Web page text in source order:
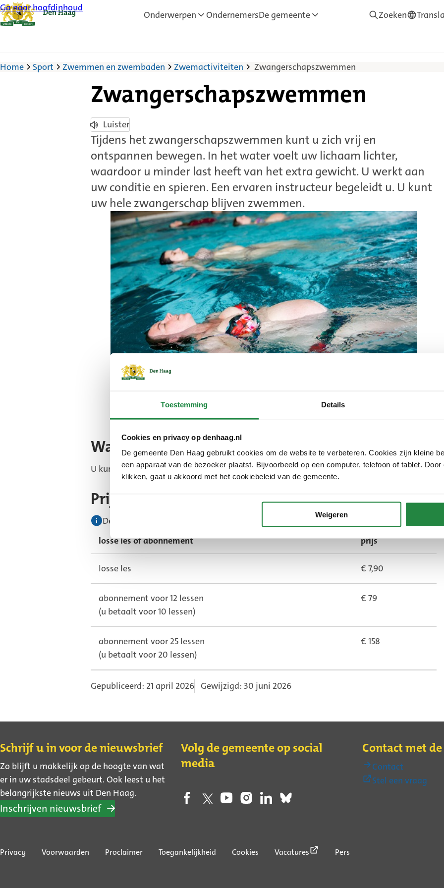
Toestemming Details
Cookies en privacy op denhaag.nl
De gemeente Den Haag gebruikt cookies om de website te verbeteren. Cookies zijn kleine
een apparaat van de bezoeker plaatst. Bijvoorbeeld op een computer, telefoon of tablet.
klikken, gaat u akkoord met het cookiebeleid van de gemeente.
Weigeren
Ga naar hoofdinhoud
Onderwerpen OndernemersDe gemeente Zoeken—
Home Sport Zwemmen en zwembaden Zwemactiviteiten Zwangerschapszwemmen
Zwangerschapszwemmen
Luister
Tijdens het zwangerschapszwemmen kunt u zich vrij en
ontspannen bewegen. In het water voelt uw lichaam lichter,
waardoor u minder last heeft van het extra gewicht. U werkt aan
uw conditie en spieren. Een ervaren instructeur begeleidt u. U kunt
uw hele zwangerschap blijven zwemmen.
Waar
U kunt kunt meedoen aan zwangerschapszwemmen inzwembad Overbosch.
Prijzen
De prijs van het teddybeerzwemmen is voor ouder en kind.
losse les of abonnement
prijs
losse les € 7,90
abonnement voor 12 lessen
(u betaalt voor 10 lessen)
€ 79
abonnement voor 25 lessen
(u betaalt voor 20 lessen)
€ 158
Gepubliceerd: 21 april 2026 Gewijzigd: 30 juni 2026
Contact
Schrijf u in voor de nieuwsbrief
Zo blijft u makkelijk op de hoogte van wat
er in uw stadsdeel gebeurt. Ook leest u het
belangrijkste nieuws uit Den Haag.
Inschrijven nieuwsbrief
Volg de gemeente op social
media
Contact met
Contact
Stel een vraag
Over
Privacy Voorwaarden Proclaimer Toegankelijkheid Cookies Vacatures
(Externe
Pers